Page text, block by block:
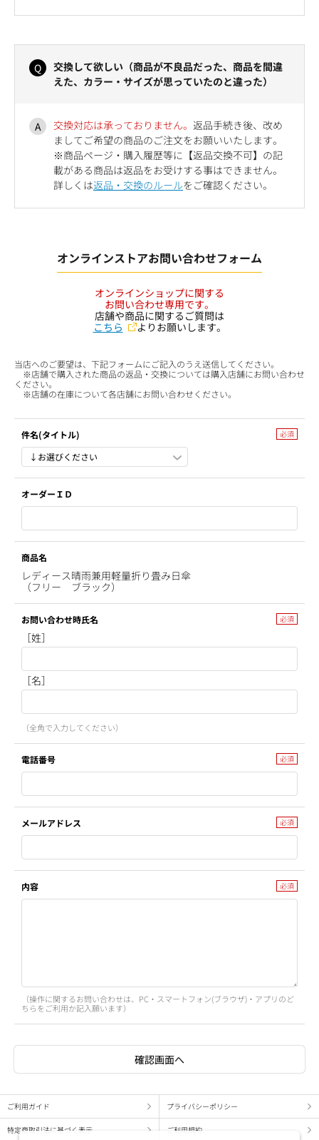
交換して欲しい（商品が不良品だった、商品を間違
えた、カラー・サイズが思っていたのと違った）
交換対応は承っておりません。 返品手続き後、改め
ましてご希望の商品のご注文をお願いいたします。
※商品ページ・購入履歴等に【返品交換不可】の記
載がある商品は返品をお受けする事はできません。
詳しくは返品・交換のルールをご確認ください。
オンラインストアお問い合わせフォーム
オンラインショップに関する
お問い合わせ専用です。
店舗や商品に関するご質問は
こちら
よりお願いします。
当店へのご要望は、下記フォームにご記入のうえ送信してください。
※店舗で購入された商品の返品・交換については購入店舗にお問い合わせ
ください。
※店舗の在庫について各店舗にお問い合わせください。
件名(タイトル)
オーダーＩＤ
商品名
レディース晴雨兼用軽量折り畳み日傘
（フリー ブラック）
お問い合わせ時氏名
［姓］
［名］
（全角で入力してください）
電話番号
メールアドレス
内容
（操作に関するお問い合わせは、PC・スマートフォン(ブラウザ)・アプリのど
ちらをご利用か記入願います）
ご利用ガイド プライバシーポリシー
特定商取引法に基づく表示 ご利用規約